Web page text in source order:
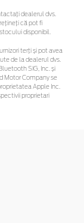
dealerul dvs.
că pot fi
disponibil.
terți și pot avea
de la dealerul dvs.
SIG, Inc. și
Motor Company se
Apple Inc.
proprietari